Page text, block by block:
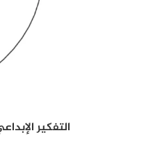
التفكير